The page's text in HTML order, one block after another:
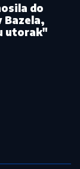
do
utorak"